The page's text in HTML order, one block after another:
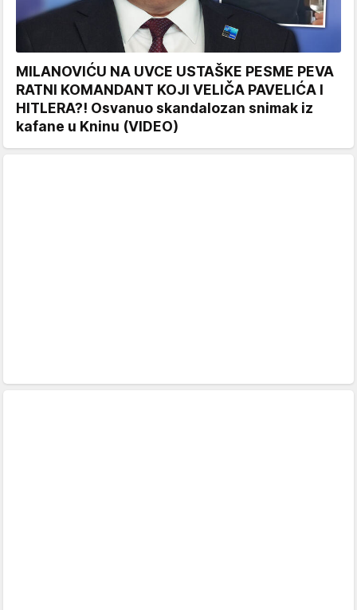
MILANOVIĆU NA UVCE USTAŠKE PESME PEVA
RATNI KOMANDANT KOJI VELIČA PAVELIĆA I
HITLERA?! Osvanuo skandalozan snimak iz
kafane u Kninu (VIDEO)